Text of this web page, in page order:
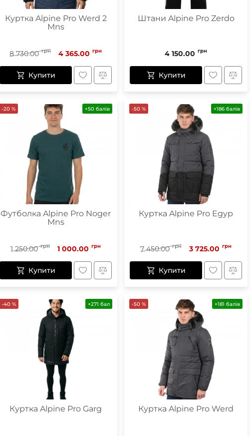
Куртка Alpine Pro Werd 2
Mns
8 730.00 грн 4 365.00 грн
Купити
Штани Alpine Pro Zerdo
4 150.00 грн
Купити
-20 % +50 балів
Футболка Alpine Pro Noger
Mns
1 250.00 грн 1 000.00 грн
Купити
-50 % +186 балів
Куртка Alpine Pro Egyp
7 450.00 грн 3 725.00 грн
Купити
-40 % +271 бал
Куртка Alpine Pro Garg
-50 % +181 балів
Куртка Alpine Pro Werd